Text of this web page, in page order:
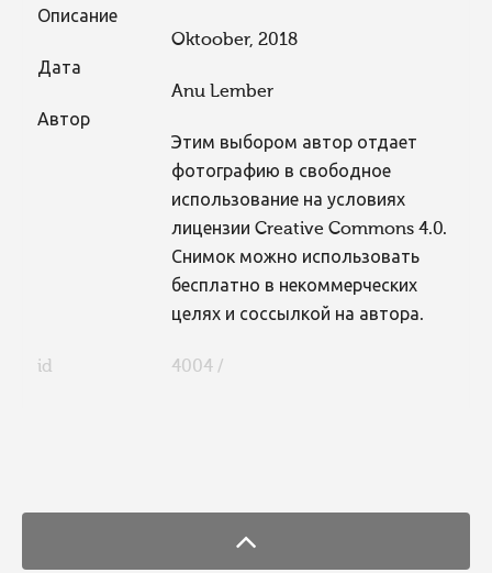
Описание
Дата
Oktoober, 2018
Автор
Anu Lember
Этим выбором автор отдает
фотографию в свободное
использование на условиях
лицензии Creative Commons 4.0.
Снимок можно использовать
бесплатно в некоммерческих
целях и соссылкой на автора.
id 4004 /